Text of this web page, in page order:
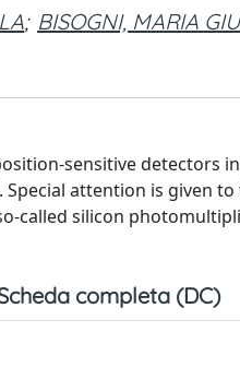
; BISOGNI, MARIA
sensitive detectors
attention is given
silicon
completa (DC)